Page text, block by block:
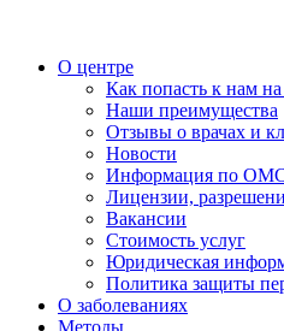
О центре
Как попасть к нам
Наши преимущества
Отзывы о врачах и
Новости
Информация по
Лицензии,
Вакансии
Стоимость услуг
Юридическая
Политика защиты
О заболеваниях
Методы